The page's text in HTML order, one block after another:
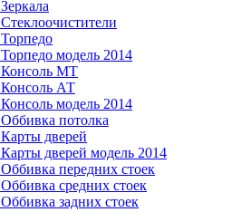
Зеркала
Стеклоочистители
Торпедо
Торпедо модель 2014
Консоль МТ
Консоль АТ
Консоль модель 2014
Оббивка потолка
Карты дверей
Карты дверей модель 2014
Оббивка передних стоек
Оббивка средних стоек
Оббивка задних стоек